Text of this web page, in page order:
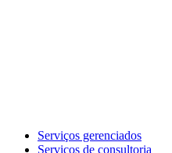
Serviços gerenciados
Serviços de consultoria